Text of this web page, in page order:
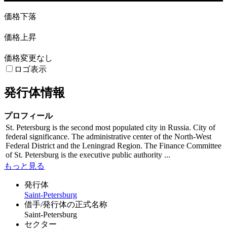
価格下落
価格上昇
価格変更なし
ロゴ表示
発行体情報
プロフィール
St. Petersburg is the second most populated city in Russia. City of
federal significance. The administrative center of the North-West
Federal District and the Leningrad Region. The Finance Committee
of St. Petersburg is the executive public authority ...
もっと見る
発行体
Saint-Petersburg
借手/発行体の正式名称
Saint-Petersburg
セクター